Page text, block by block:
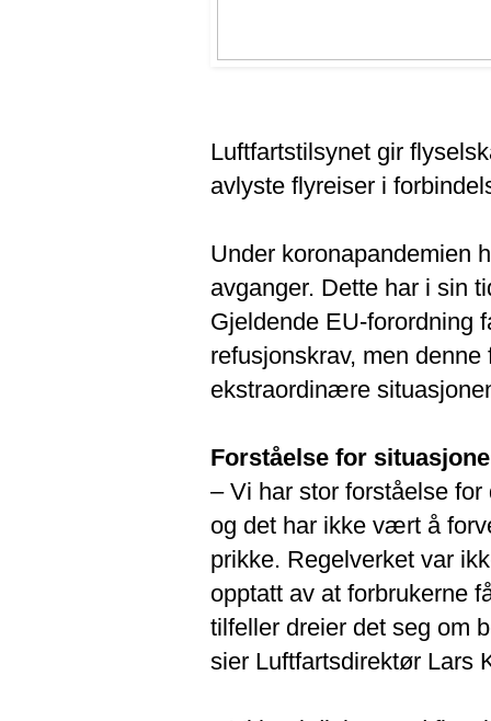
Luftfartstilsynet gir
avlyste flyreiser i
Under koronapandemien
avganger. Dette har i sin
Gjeldende EU-forordning
refusjonskrav, men
ekstraordinære
Forståelse for
– Vi har stor forståelse
og det har ikke vært å
prikke. Regelverket var
opptatt av at forbrukerne
tilfeller dreier det seg om
sier Luftfartsdirektør Lars